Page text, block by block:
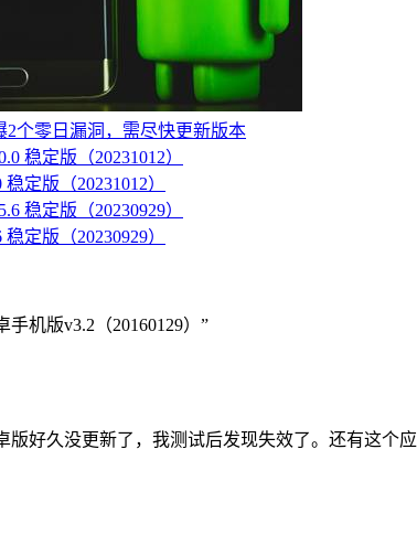
2个零日漏洞，需尽快更新版本
定版（20231012）
定版（20230929）
手机版v3.2（20160129）”
版好久没更新了，我测试后发现失效了。还有这个